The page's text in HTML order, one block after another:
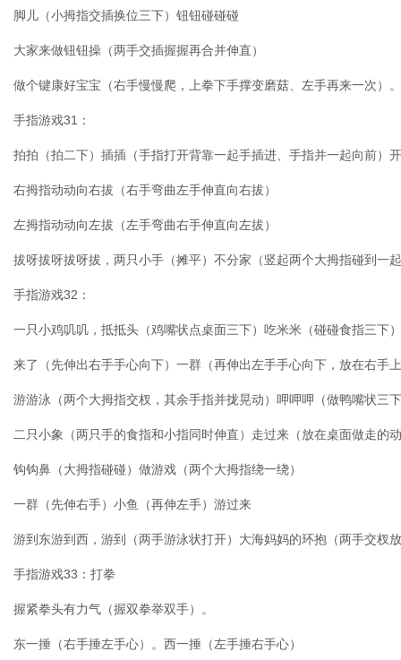
脚儿（小拇指交插换位三下）钮钮碰碰碰
大家来做钮钮操（两手交插握握再合并伸直）
做个键康好宝宝（右手慢慢爬，上拳下手撑变磨菇、左手再来一次）。
手指游戏31：
拍拍（拍二下）插插（手指打开背靠一起手插进、手指并一起向前）
右拇指动动向右拔（右手弯曲左手伸直向右拔）
左拇指动动向左拔（左手弯曲右手伸直向左拔）
拔呀拔呀拔呀拔，两只小手（摊平）不分家（竖起两个大拇指碰到一
手指游戏32：
一只小鸡叽叽，抵抵头（鸡嘴状点桌面三下）吃米米（碰碰食指三下）
来了（先伸出右手手心向下）一群（再伸出左手手心向下，放在右手
游游泳（两个大拇指交杈，其余手指并拢晃动）呷呷呷（做鸭嘴状三
二只小象（两只手的食指和小指同时伸直）走过来（放在桌面做走的
钩钩鼻（大拇指碰碰）做游戏（两个大拇指绕一绕）
一群（先伸右手）小鱼（再伸左手）游过来
游到东游到西，游到（两手游泳状打开）大海妈妈的环抱（两手交杈
手指游戏33：打拳
握紧拳头有力气（握双拳举双手）。
东一捶（右手捶左手心）。西一捶（左手捶右手心）